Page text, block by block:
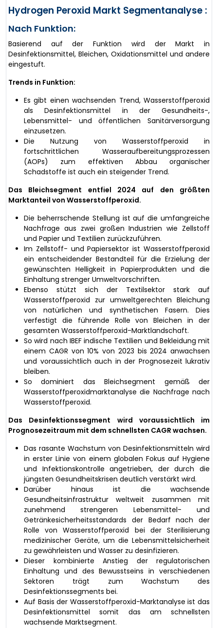
Hydrogen Peroxid Markt Segmentanalyse :
Nach Funktion:
Basierend auf der Funktion wird der Markt in
Desinfektionsmittel, Bleichen, Oxidationsmittel und andere
eingestuft.
Trends in Funktion:
Es gibt einen wachsenden Trend, Wasserstoffperoxid
als Desinfektionsmittel in der Gesundheits-,
Lebensmittel- und öffentlichen Sanitärversorgung
einzusetzen.
Die Nutzung von Wasserstoffperoxid in
fortschrittlichen Wasseraufbereitungsprozessen
(AOPs) zum effektiven Abbau organischer
Schadstoffe ist auch ein steigender Trend.
Das Bleichsegment entfiel 2024 auf den größten
Marktanteil von Wasserstoffperoxid.
Die beherrschende Stellung ist auf die umfangreiche
Nachfrage aus zwei großen Industrien wie Zellstoff
und Papier und Textilien zurückzuführen.
Im Zellstoff- und Papiersektor ist Wasserstoffperoxid
ein entscheidender Bestandteil für die Erzielung der
gewünschten Helligkeit in Papierprodukten und die
Einhaltung strenger Umweltvorschriften.
Ebenso stützt sich der Textilsektor stark auf
Wasserstoffperoxid zur umweltgerechten Bleichung
von natürlichen und synthetischen Fasern. Dies
verfestigt die führende Rolle von Bleichen in der
gesamten Wasserstoffperoxid-Marktlandschaft.
So wird nach IBEF indische Textilien und Bekleidung mit
einem CAGR von 10% von 2023 bis 2024 anwachsen
und voraussichtlich auch in der Prognosezeit lukrativ
bleiben.
So dominiert das Bleichsegment gemäß der
Wasserstoffperoxidmarktanalyse die Nachfrage nach
Wasserstoffperoxid.
Das Desinfektionssegment wird voraussichtlich im
Prognosezeitraum mit dem schnellsten CAGR wachsen.
Das rasante Wachstum von Desinfektionsmitteln wird
in erster Linie von einem globalen Fokus auf Hygiene
und Infektionskontrolle angetrieben, der durch die
jüngsten Gesundheitskrisen deutlich verstärkt wird.
Darüber hinaus ist die wachsende
Gesundheitsinfrastruktur weltweit zusammen mit
zunehmend strengeren Lebensmittel- und
Getränkesicherheitsstandards der Bedarf nach der
Rolle von Wasserstoffperoxid bei der Sterilisierung
medizinischer Geräte, um die Lebensmittelsicherheit
zu gewährleisten und Wasser zu desinfizieren.
Dieser kombinierte Anstieg der regulatorischen
Einhaltung und des Bewusstseins in verschiedenen
Sektoren trägt zum Wachstum des
Desinfektionssegments bei.
Auf Basis der Wasserstoffperoxid-Marktanalyse ist das
Desinfektionsmittel somit das am schnellsten
wachsende Marktsegment.